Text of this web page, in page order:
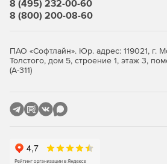
мгновенно.
Kaspersky Total Security для бизнеса
средства шифрования данных,
8 (495) 232-00-60
8 (800) 200-08-60
ПАО «Софтлайн». Юр. адрес: 119021, г.
Толстого, дом 5, строение 1, этаж 3,
(А-311)